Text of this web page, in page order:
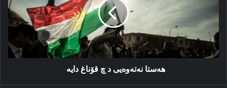
قۆناغ
دایە
هەستا نەتەوەیی د چ قۆناغ دایە